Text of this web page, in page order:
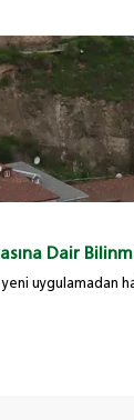
Dair
yeni